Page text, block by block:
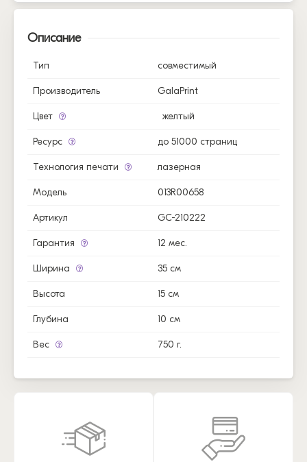
Описание
Тип совместимый
Производитель GalaPrint
Цвет желтый
Ресурс до 51000 страниц
Технология печати лазерная
Модель 013R00658
Артикул GC-210222
Гарантия 12 мес.
Ширина 35 см
Высота 15 см
Глубина 10 см
Вес 750 г.